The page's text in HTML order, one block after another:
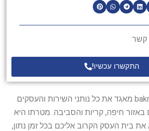
קשר
התקשרו עכשיו!
אתר עסקים bakrayot מאגד את כל נותני השירות והעסקים
חיפה, קריות והסביבה. מטרתו היא
בית העסק הקרוב אליכם בכל זמן נתון,